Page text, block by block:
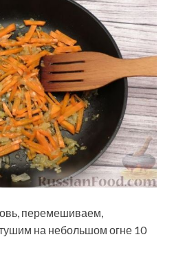
перемешиваем,
на небольшом огне 10